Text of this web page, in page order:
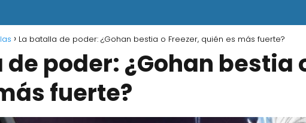
La batalla de poder: ¿Gohan bestia o Freezer, quién es más fuerte?
poder: ¿Gohan bestia
fuerte?